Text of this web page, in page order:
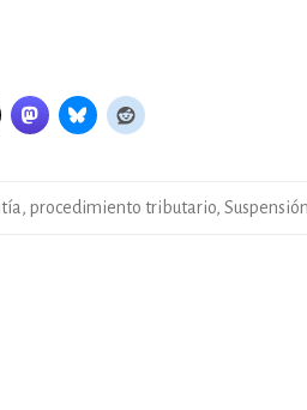
, procedimiento tributario, Suspensión